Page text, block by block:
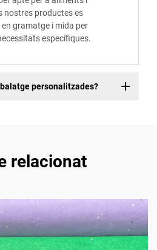
nostres productes es
gramatge i mida per
específiques.
personalitzades?
relacionat